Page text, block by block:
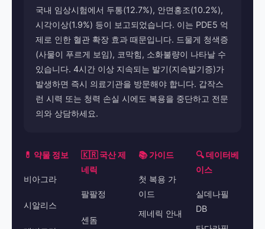
국내 임상시험에서 두통(12.7%), 안면홍조(10.2%),
시각이상(1.9%) 등이 보고되었습니다. 이는 PDE5 억
제로 인한 혈관 확장 효과 때문입니다. 드물게 청색증
(사물이 푸르게 보임), 코막힘, 소화불량이 나타날 수
있습니다. 4시간 이상 지속되는 발기(지속발기증)가
발생하면 즉시 의료기관을 방문해야 합니다. 갑작스
런 시력 또는 청력 손실 시에도 복용을 중단하고 전문
의와 상담하세요.
💊 약물 정보
비아그라
시알리스
🇰🇷 국산 제
네릭
팔팔정
센돔
📚 가이드
첫 복용 가
이드
제네릭 안내
🔍 데이터베
이스
실데나필
DB